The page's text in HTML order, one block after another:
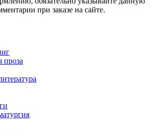
при заказе на сайте.
проза